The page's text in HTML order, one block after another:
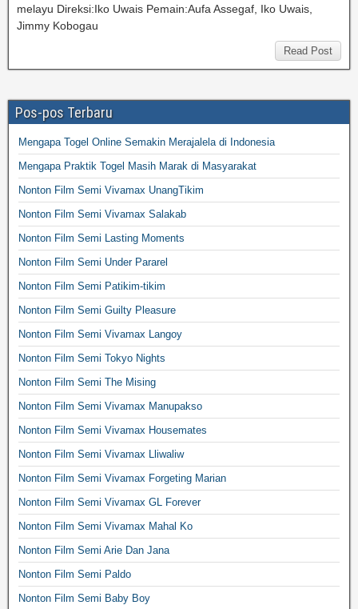
melayu Direksi:Iko Uwais Pemain:Aufa Assegaf, Iko Uwais,
Jimmy Kobogau
Read Post
Pos-pos Terbaru
Mengapa Togel Online Semakin Merajalela di Indonesia
Mengapa Praktik Togel Masih Marak di Masyarakat
Nonton Film Semi Vivamax UnangTikim
Nonton Film Semi Vivamax Salakab
Nonton Film Semi Lasting Moments
Nonton Film Semi Under Pararel
Nonton Film Semi Patikim-tikim
Nonton Film Semi Guilty Pleasure
Nonton Film Semi Vivamax Langoy
Nonton Film Semi Tokyo Nights
Nonton Film Semi The Mising
Nonton Film Semi Vivamax Manupakso
Nonton Film Semi Vivamax Housemates
Nonton Film Semi Vivamax Lliwaliw
Nonton Film Semi Vivamax Forgeting Marian
Nonton Film Semi Vivamax GL Forever
Nonton Film Semi Vivamax Mahal Ko
Nonton Film Semi Arie Dan Jana
Nonton Film Semi Paldo
Nonton Film Semi Baby Boy